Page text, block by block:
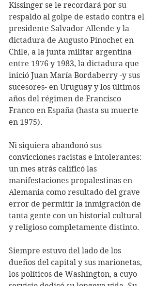
Kissinger se le recordará por su
respaldo al golpe de estado contra el
presidente Salvador Allende y la
dictadura de Augusto Pinochet en
Chile, a la junta militar argentina
entre 1976 y 1983, la dictadura que
inició Juan María Bordaberry -y sus
sucesores- en Uruguay y los últimos
años del régimen de Francisco
Franco en España (hasta su muerte
en 1975).
Ni siquiera abandonó sus
convicciones racistas e intolerantes:
un mes atrás calificó las
manifestaciones propalestinas en
Alemania como resultado del grave
error de permitir la inmigración de
tanta gente con un historial cultural
y religioso completamente distinto.
Siempre estuvo del lado de los
dueños del capital y sus marionetas,
los políticos de Washington, a cuyo